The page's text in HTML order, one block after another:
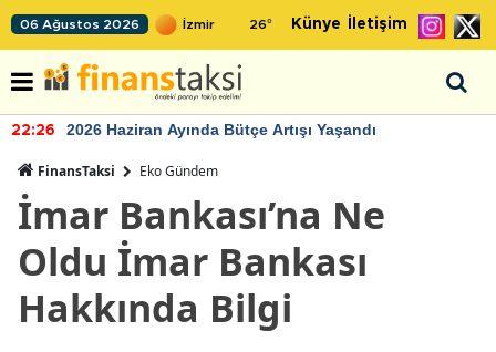
06 Ağustos 2026 26° Künye İletişim
22:26 2026 Haziran Ayında Bütçe Artışı Yaşandı
FinansTaksi Eko Gündem
İmar Bankası’na Ne
Oldu İmar Bankası
Hakkında Bilgi